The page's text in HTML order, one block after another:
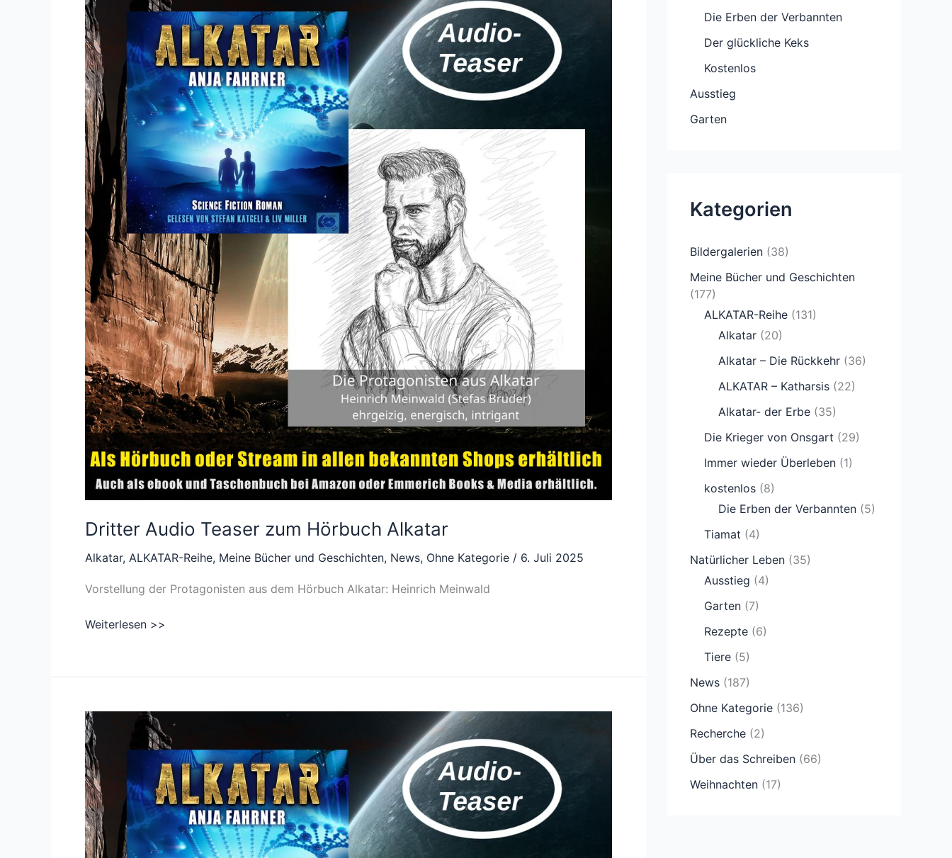
Dritter Audio Teaser zum Hörbuch Alkatar
Alkatar, ALKATAR-Reihe, Meine Bücher und Geschichten, News, Ohne Kategorie / 6. Juli 2025
Vorstellung der Protagonisten aus dem Hörbuch Alkatar: Heinrich Meinwald
Dritter
zum
Alkatar
Weiterlesen >>
Die Erben der Verbannten
Der glückliche Keks
Kostenlos
Ausstieg
Garten
Kategorien
Bildergalerien (38)
Meine Bücher und Geschichten
(177)
ALKATAR-Reihe (131)
Alkatar (20)
Alkatar – Die Rückkehr (36)
ALKATAR – Katharsis (22)
Alkatar- der Erbe (35)
Die Krieger von Onsgart (29)
Immer wieder Überleben (1)
kostenlos (8)
Die Erben der Verbannten (5)
Tiamat (4)
Natürlicher Leben (35)
Ausstieg (4)
Garten (7)
Rezepte (6)
Tiere (5)
News (187)
Ohne Kategorie (136)
Recherche (2)
Über das Schreiben (66)
Weihnachten (17)